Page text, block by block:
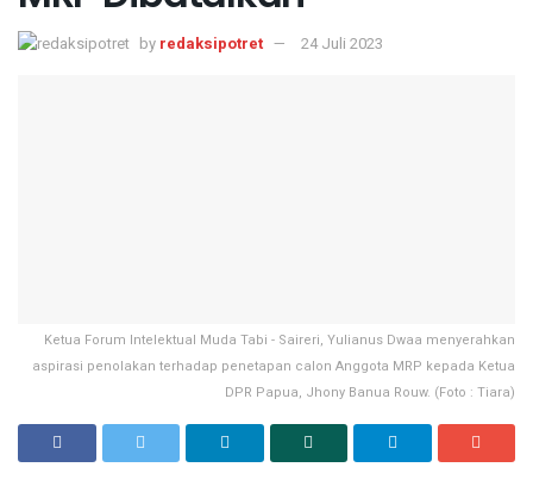
by redaksipotret 24 Juli 2023
Ketua Forum Intelektual Muda Tabi - Saireri, Yulianus Dwaa menyerahkan
aspirasi penolakan terhadap penetapan calon Anggota MRP kepada Ketua
DPR Papua, Jhony Banua Rouw. (Foto : Tiara)